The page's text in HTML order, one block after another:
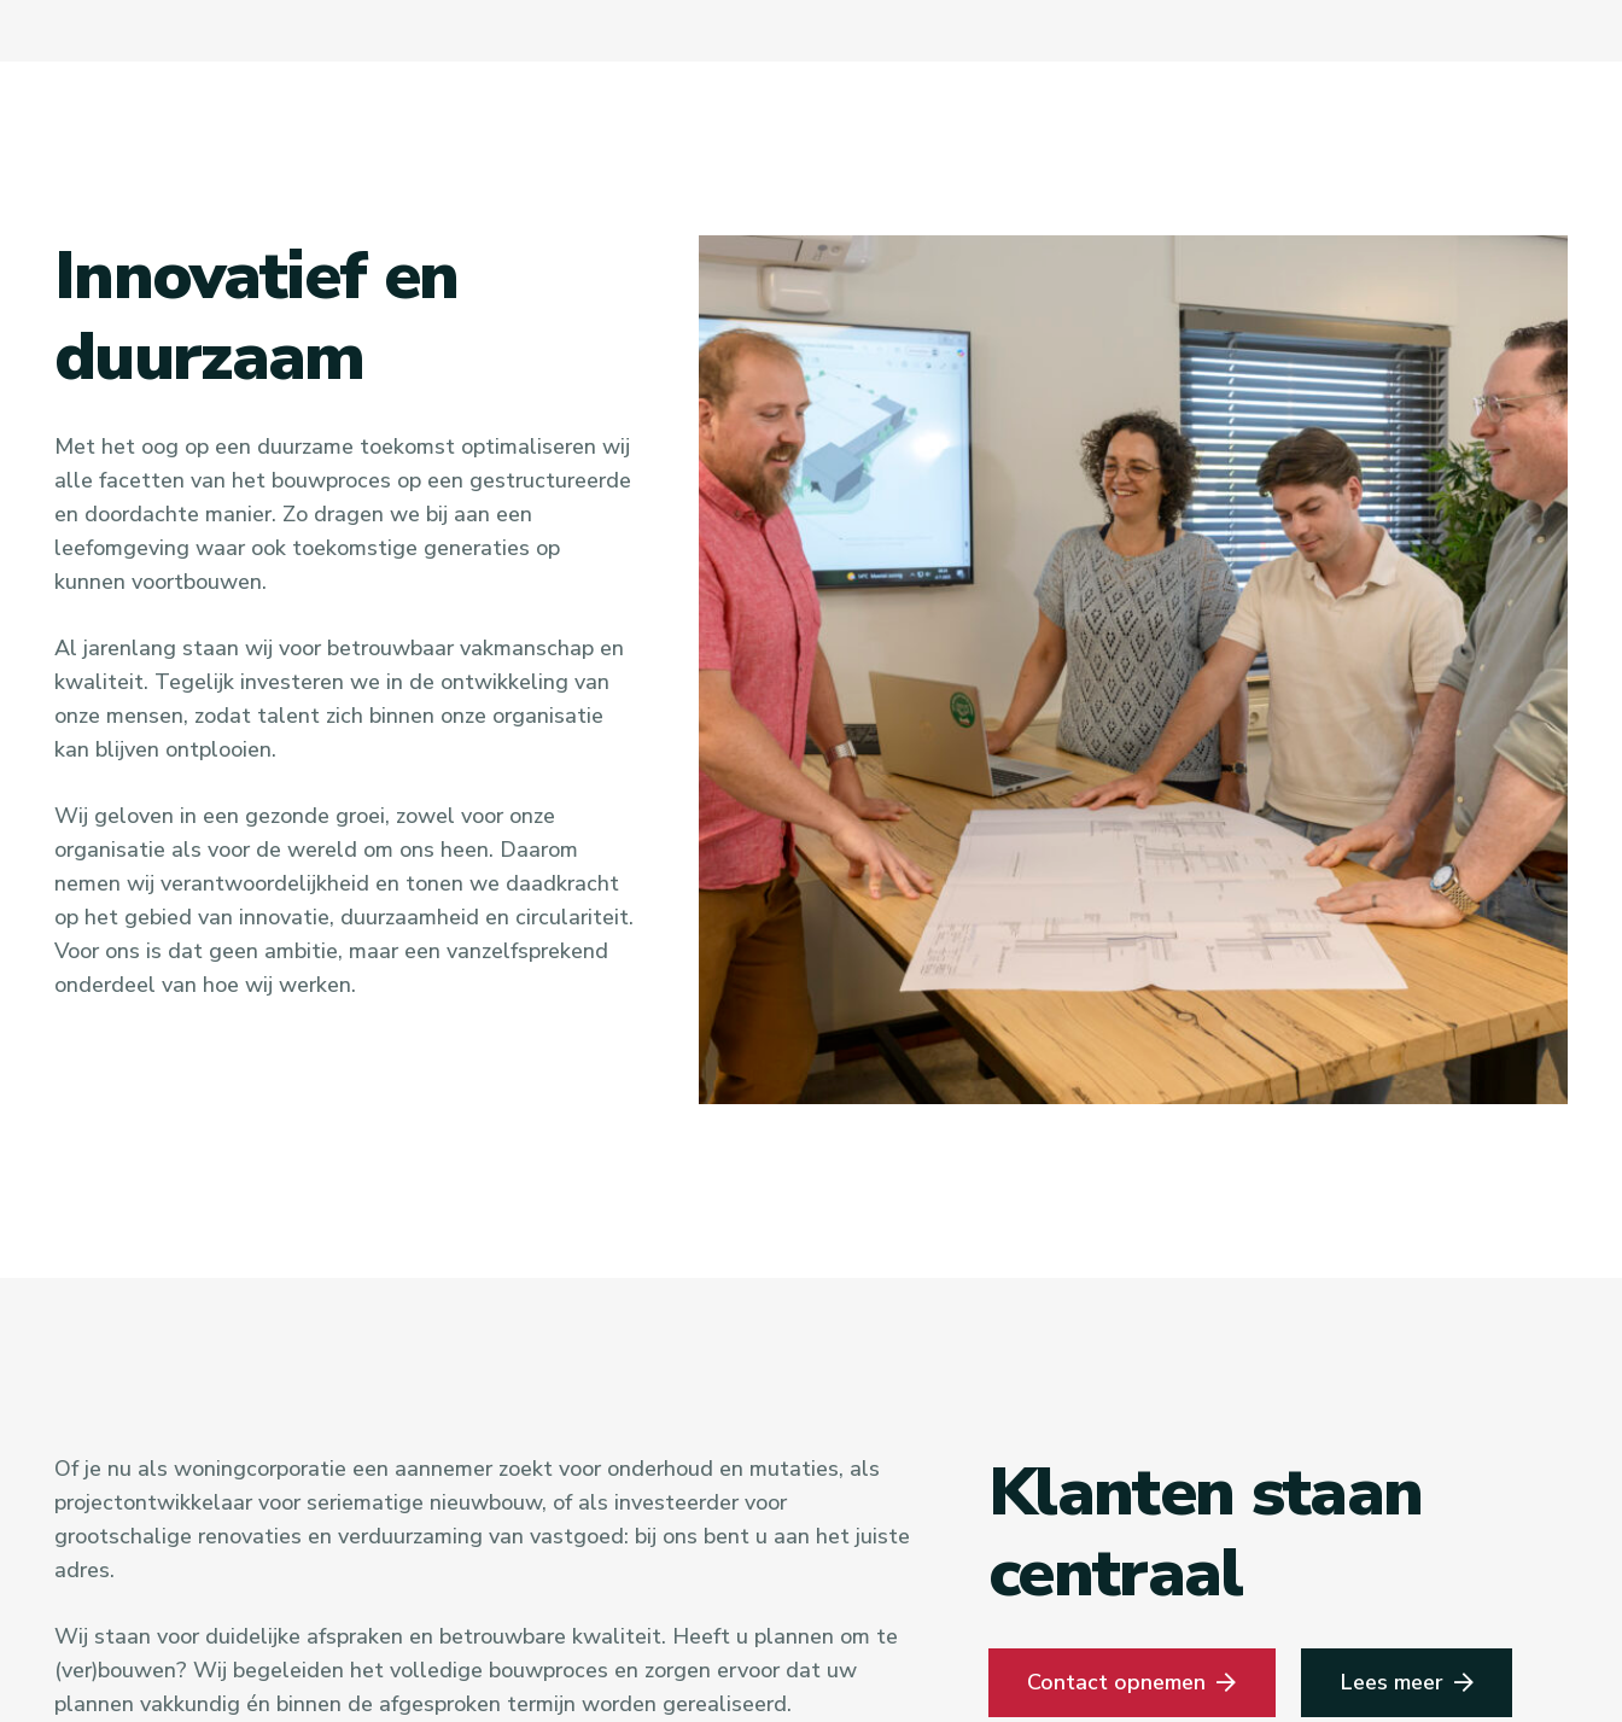
Innovatief en
duurzaam
Met het oog op een duurzame toekomst optimaliseren wij
alle facetten van het bouwproces op een gestructureerde
en doordachte manier. Zo dragen we bij aan een
leefomgeving waar ook toekomstige generaties op
kunnen voortbouwen.
Al jarenlang staan wij voor betrouwbaar vakmanschap en
kwaliteit. Tegelijk investeren we in de ontwikkeling van
onze mensen, zodat talent zich binnen onze organisatie
kan blijven ontplooien.
Wij geloven in een gezonde groei, zowel voor onze
organisatie als voor de wereld om ons heen. Daarom
nemen wij verantwoordelijkheid en tonen we daadkracht
op het gebied van innovatie, duurzaamheid en circulariteit.
Voor ons is dat geen ambitie, maar een vanzelfsprekend
onderdeel van hoe wij werken.
Of je nu als woningcorporatie een aannemer zoekt voor onderhoud en mutaties, als
projectontwikkelaar voor seriematige nieuwbouw, of als investeerder voor
grootschalige renovaties en verduurzaming van vastgoed: bij ons bent u aan het juiste
adres.
Wij staan voor duidelijke afspraken en betrouwbare kwaliteit. Heeft u plannen om te
(ver)bouwen? Wij begeleiden het volledige bouwproces en zorgen ervoor dat uw
plannen vakkundig én binnen de afgesproken termijn worden gerealiseerd.
Klanten staan
centraal
Contact opnemen Lees meer